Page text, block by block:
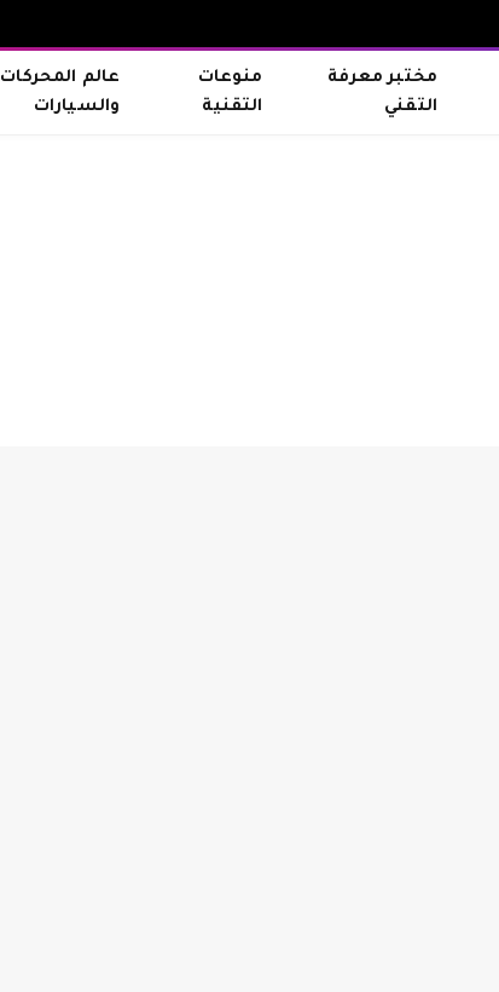
مختبر معرفة
التقني
منوعات
التقنية
عالم المحركات
والسيارات